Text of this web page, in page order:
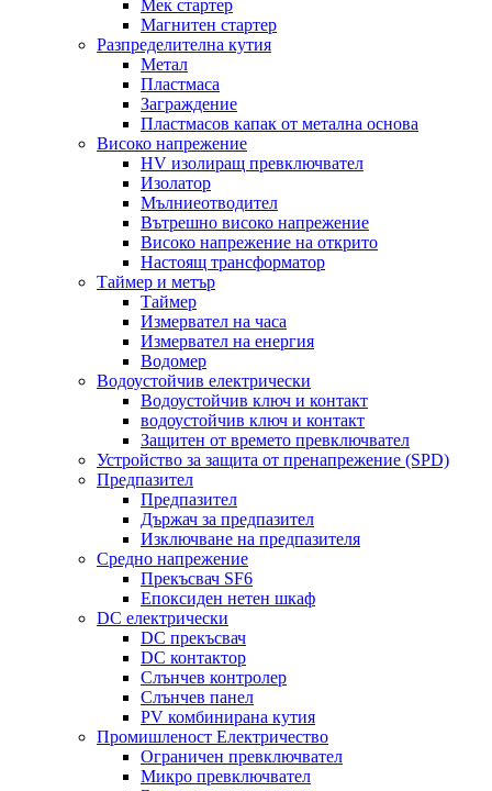
Мек стартер
Магнитен стартер
Разпределителна кутия
Метал
Пластмаса
Заграждение
Пластмасов капак от метална основа
Високо напрежение
HV изолиращ превключвател
Изолатор
Мълниеотводител
Вътрешно високо напрежение
Високо напрежение на открито
Настоящ трансформатор
Таймер и метър
Таймер
Измервател на часа
Измервател на енергия
Водомер
Водоустойчив електрически
Водоустойчив ключ и контакт
водоустойчив ключ и контакт
Защитен от времето превключвател
Устройство за защита от пренапрежение (SPD)
Предпазител
Предпазител
Държач за предпазител
Изключване на предпазителя
Средно напрежение
Прекъсвач SF6
Епоксиден нетен шкаф
DC електрически
DC прекъсвач
DC контактор
Слънчев контролер
Слънчев панел
PV комбинирана кутия
Промишленост Електричество
Ограничен превключвател
Микро превключвател